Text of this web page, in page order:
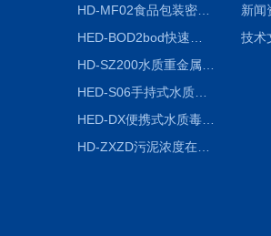
HD-MF02食品包装密封性检测仪
HED-S06手持式水质检测仪
HED-DX便携式水质毒性快速检测仪
HD-ZXZD污泥浓度在线监测仪
新闻
技术